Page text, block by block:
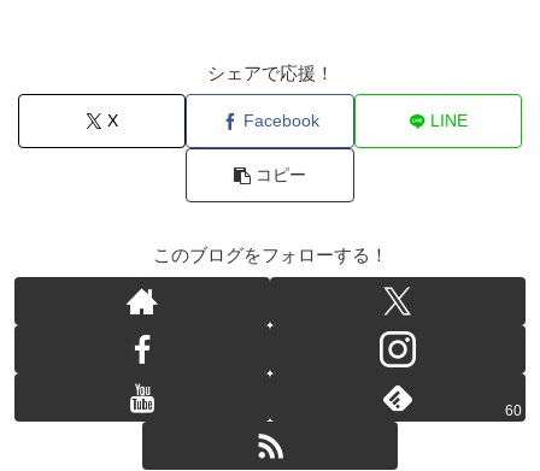
シェアで応援！
X Facebook LINE
コピー
このブログをフォローする！
60